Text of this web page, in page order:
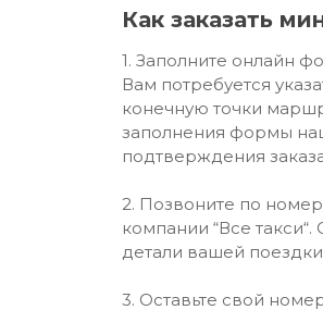
Как заказать
1. Заполните онлайн
Вам потребуется
конечную точки
заполнения формы
подтверждения
2. Позвоните по
компании “Все
детали вашей
3. Оставьте свой